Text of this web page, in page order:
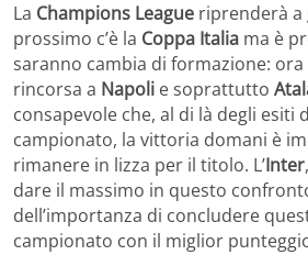
La Champions League riprenderà a
prossimo c’è la Coppa Italia ma è
saranno cambia di formazione:
rincorsa a Napoli e soprattutto
consapevole che, al di là degli esiti
campionato, la vittoria domani è
rimanere in lizza per il titolo. L’Inter
dare il massimo in questo
dell’importanza di concludere
campionato con il miglior